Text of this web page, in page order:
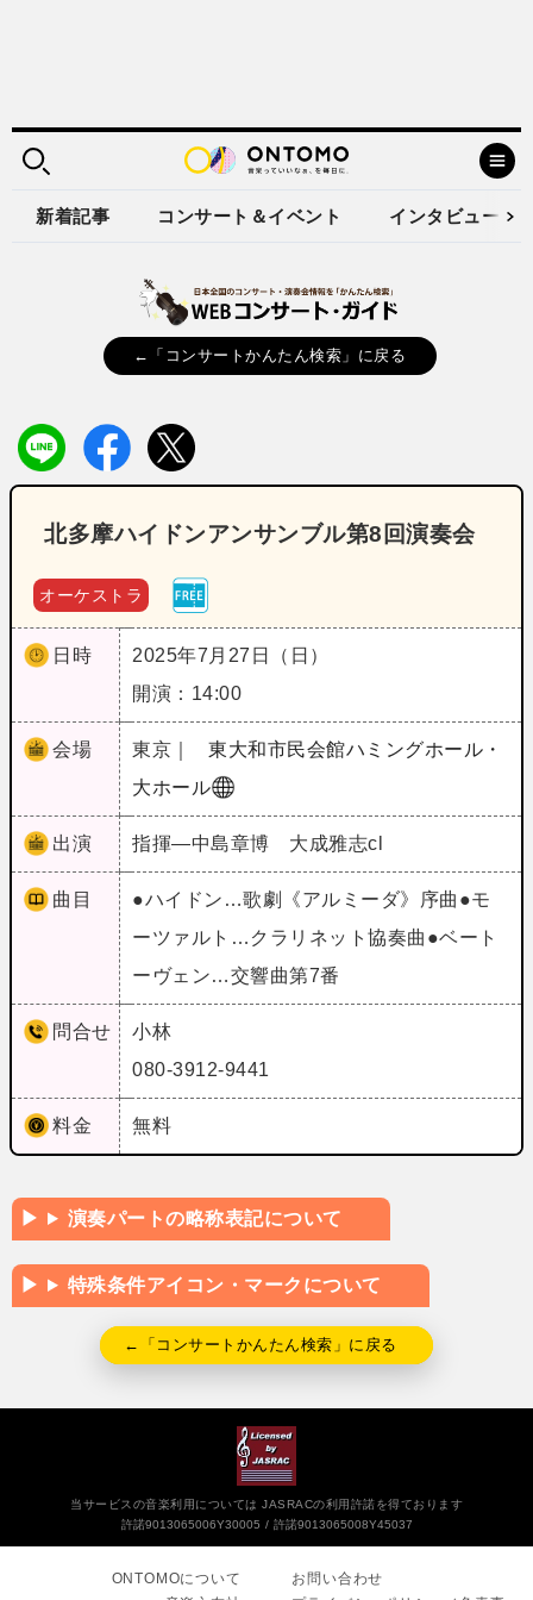
新着記事 コンサート＆イベント インタビュー
←「コンサートかんたん検索」に戻る
北多摩ハイドンアンサンブル第8回演奏会
オーケストラ
日時
2025年7月27日（日）
開演：14:00
会場 東京｜
東大和市民会館ハミングホール・
大ホール
出演 指揮―中島章博 大成雅志cl
曲目
●ハイドン…歌劇《アルミーダ》序曲●モ
ーツァルト…クラリネット協奏曲●ベート
ーヴェン…交響曲第7番
問合せ
小林
080-3912-9441
料金 無料
演奏パートの略称表記について
特殊条件アイコン・マークについて
←「コンサートかんたん検索」に戻る
当サービスの音楽利用については JASRACの利用許諾を得ております
許諾9013065006Y30005
許諾9013065008Y45037
ONTOMOについて
お問い合わせ